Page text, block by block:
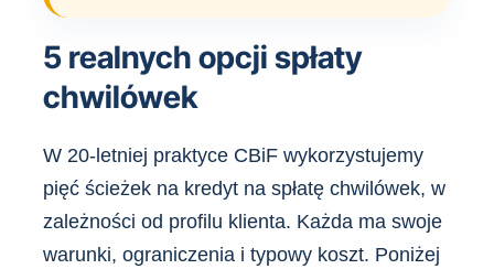
5 realnych opcji spłaty
chwilówek
W 20-letniej praktyce CBiF wykorzystujemy
pięć ścieżek na kredyt na spłatę chwilówek, w
zależności od profilu klienta. Każda ma swoje
warunki, ograniczenia i typowy koszt. Poniżej